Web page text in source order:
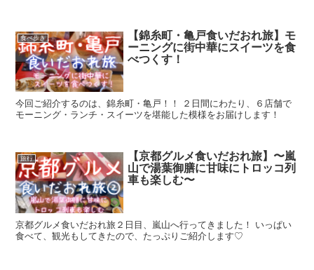
食べ歩き
【錦糸町・亀戸食いだおれ旅】モ
ーニングに街中華にスイーツを食
べつくす！
今回ご紹介するのは、錦糸町・亀戸！！ ２日間にわたり、６店舗で
モーニング・ランチ・スイーツを堪能した模様をお届けします！
旅行
【京都グルメ食いだおれ旅】〜嵐
山で湯葉御膳に甘味にトロッコ列
車も楽しむ〜
京都グルメ食いだおれ旅２日目、嵐山へ行ってきました！ いっぱい
食べて、観光もしてきたので、たっぷりご紹介します♡